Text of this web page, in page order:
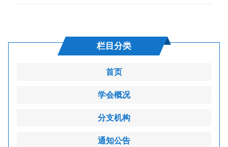
栏目分类
首页
学会概况
分支机构
通知公告